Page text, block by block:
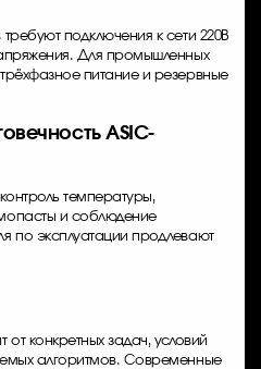
подключения к сети 220В
Для промышленных
питание и резервные
ASIC-
температуры,
и соблюдение
по эксплуатации продлевают
конкретных задач, условий
алгоритмов. Современные